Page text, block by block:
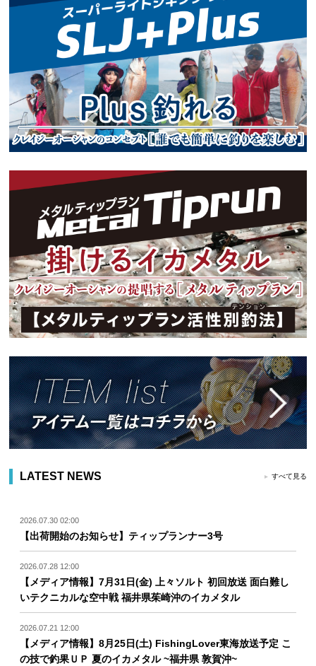
LATEST NEWS すべて見る
2026.07.30 02:00
【出荷開始のお知らせ】ティップランナー3号
2026.07.28 12:00
【メディア情報】7月31日(金) 上々ソルト 初回放送 面白難し
いテクニカルな空中戦 福井県茱崎沖のイカメタル
2026.07.21 12:00
【メディア情報】8月25日(土) FishingLover東海放送予定 こ
の技で釣果ＵＰ 夏のイカメタル ~福井県 敦賀沖~